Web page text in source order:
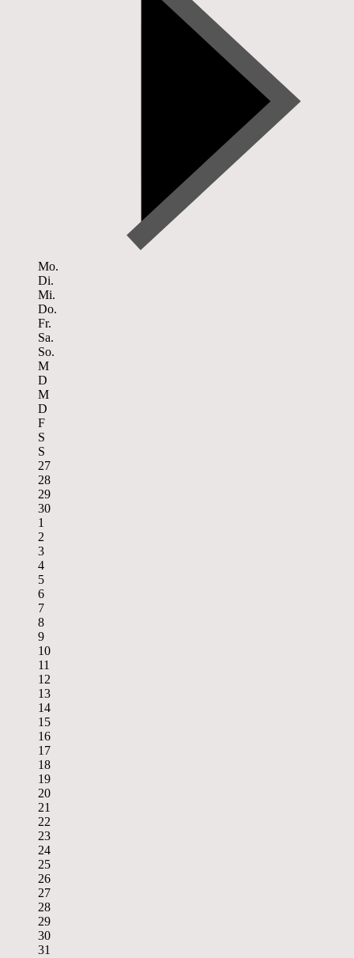
Mo.
Di.
Mi.
Do.
Fr.
Sa.
So.
M
D
M
D
F
S
S
27
28
29
30
1
2
3
4
5
6
7
8
9
10
11
12
13
14
15
16
17
18
19
20
21
22
23
24
25
26
27
28
29
30
31